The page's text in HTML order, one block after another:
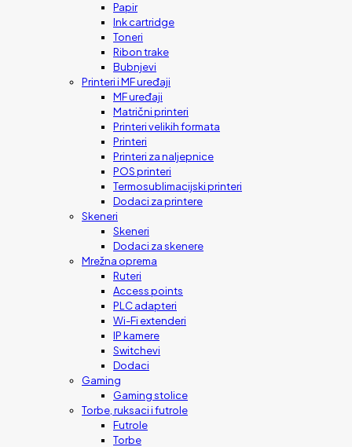
Papir
Ink cartridge
Toneri
Ribon trake
Bubnjevi
Printeri i MF uređaji
MF uređaji
Matrični printeri
Printeri velikih formata
Printeri
Printeri za naljepnice
POS printeri
Termosublimacijski printeri
Dodaci za printere
Skeneri
Skeneri
Dodaci za skenere
Mrežna oprema
Ruteri
Access points
PLC adapteri
Wi-Fi extenderi
IP kamere
Switchevi
Dodaci
Gaming
Gaming stolice
Torbe, ruksaci i futrole
Futrole
Torbe